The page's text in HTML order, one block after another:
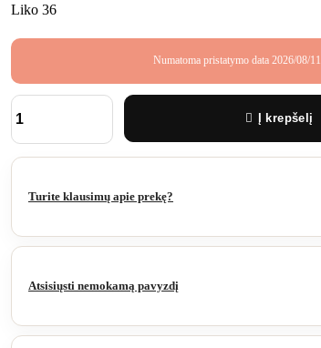
Liko 36
Numatoma pristatymo data 2026/08/11
produkto
kiekis:
Fibrocementinių
giljotina
Į krepšelį
Turite klausimų apie prekę?
Atsisiųsti nemokamą pavyzdį